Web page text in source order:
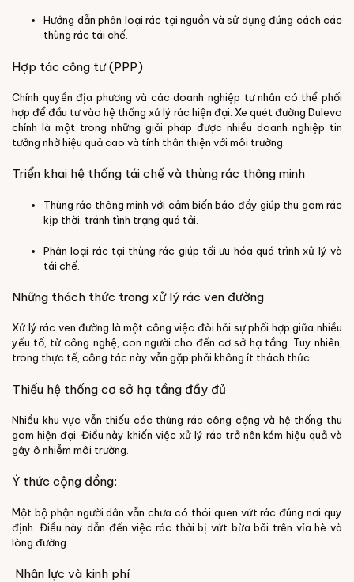
Hướng dẫn phân loại rác tại nguồn và sử dụng đúng cách các
thùng rác tái chế.
Hợp tác công tư (PPP)
Chính quyền địa phương và các doanh nghiệp tư nhân có thể phối
hợp để đầu tư vào hệ thống xử lý rác hiện đại. Xe quét đường Dulevo
chính là một trong những giải pháp được nhiều doanh nghiệp tin
tưởng nhờ hiệu quả cao và tính thân thiện với môi trường.
Triển khai hệ thống tái chế và thùng rác thông minh
Thùng rác thông minh với cảm biến báo đầy giúp thu gom rác
kịp thời, tránh tình trạng quá tải.
Phân loại rác tại thùng rác giúp tối ưu hóa quá trình xử lý và
tái chế.
Những thách thức trong xử lý rác ven đường
Xử lý rác ven đường là một công việc đòi hỏi sự phối hợp giữa nhiều
yếu tố, từ công nghệ, con người cho đến cơ sở hạ tầng. Tuy nhiên,
trong thực tế, công tác này vẫn gặp phải không ít thách thức:
Thiếu hệ thống cơ sở hạ tầng đầy đủ
Nhiều khu vực vẫn thiếu các thùng rác công cộng và hệ thống thu
gom hiện đại. Điều này khiến việc xử lý rác trở nên kém hiệu quả và
gây ô nhiễm môi trường.
Ý thức cộng đồng:
Một bộ phận người dân vẫn chưa có thói quen vứt rác đúng nơi quy
định. Điều này dẫn đến việc rác thải bị vứt bừa bãi trên vỉa hè và
lòng đường.
Nhân lực và kinh phí